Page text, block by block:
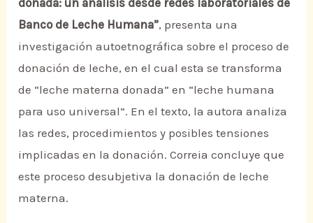
donada: un análisis desde redes laboratoriales de
Banco de Leche Humana”, presenta una
investigación autoetnográfica sobre el proceso de
donación de leche, en el cual esta se transforma
de “leche materna donada” en “leche humana
para uso universal”. En el texto, la autora analiza
las redes, procedimientos y posibles tensiones
implicadas en la donación. Correia concluye que
este proceso desubjetiva la donación de leche
materna.